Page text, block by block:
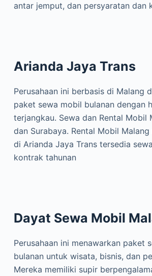
antar jemput, dan persyaratan dan
Arianda Jaya Trans
Perusahaan ini berbasis di Malang
paket sewa mobil bulanan dengan
terjangkau. Sewa dan Rental Mobil
dan Surabaya. Rental Mobil
di Arianda Jaya Trans tersedia
kontrak tahunan
Dayat Sewa Mobil
Perusahaan ini menawarkan paket
bulanan untuk wisata, bisnis, dan
Mereka memiliki supir